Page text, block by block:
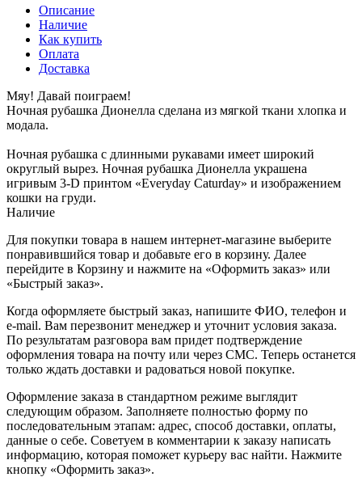
Описание
Наличие
Как купить
Оплата
Доставка
Мяу! Давай поиграем!
Ночная рубашка Дионелла сделана из мягкой ткани хлопка и
модала.
Ночная рубашка с длинными рукавами имеет широкий
округлый вырез. Ночная рубашка Дионелла украшена
игривым 3-D принтом «Everyday Caturday» и изображением
кошки на груди.
Наличие
Для покупки товара в нашем интернет-магазине выберите
понравившийся товар и добавьте его в корзину. Далее
перейдите в Корзину и нажмите на «Оформить заказ» или
«Быстрый заказ».
Когда оформляете быстрый заказ, напишите ФИО, телефон и
e-mail. Вам перезвонит менеджер и уточнит условия заказа.
По результатам разговора вам придет подтверждение
оформления товара на почту или через СМС. Теперь останется
только ждать доставки и радоваться новой покупке.
Оформление заказа в стандартном режиме выглядит
следующим образом. Заполняете полностью форму по
последовательным этапам: адрес, способ доставки, оплаты,
данные о себе. Советуем в комментарии к заказу написать
информацию, которая поможет курьеру вас найти. Нажмите
кнопку «Оформить заказ».